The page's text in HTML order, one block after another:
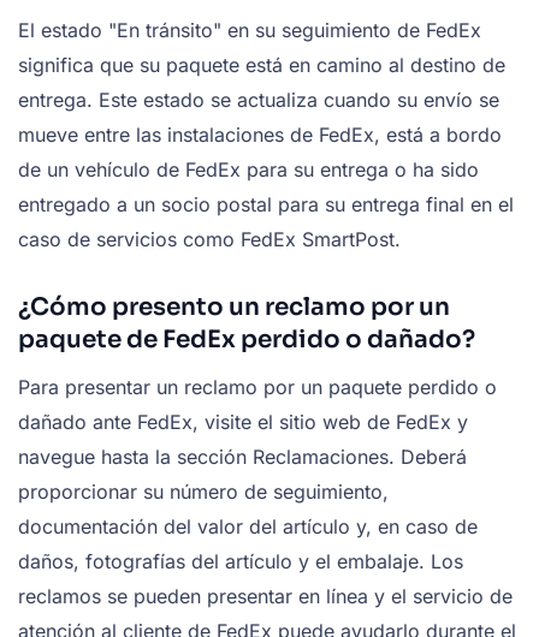
El estado "En tránsito" en su seguimiento de FedEx
significa que su paquete está en camino al destino de
entrega. Este estado se actualiza cuando su envío se
mueve entre las instalaciones de FedEx, está a bordo
de un vehículo de FedEx para su entrega o ha sido
entregado a un socio postal para su entrega final en el
caso de servicios como FedEx SmartPost.
¿Cómo presento un reclamo por un
paquete de FedEx perdido o dañado?
Para presentar un reclamo por un paquete perdido o
dañado ante FedEx, visite el sitio web de FedEx y
navegue hasta la sección Reclamaciones. Deberá
proporcionar su número de seguimiento,
documentación del valor del artículo y, en caso de
daños, fotografías del artículo y el embalaje. Los
reclamos se pueden presentar en línea y el servicio de
atención al cliente de FedEx puede ayudarlo durante el